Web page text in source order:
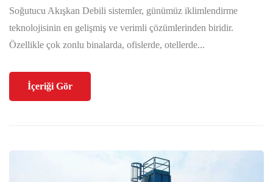
Soğutucu Akışkan Debili sistemler, günümüz iklimlendirme
teknolojisinin en gelişmiş ve verimli çözümlerinden biridir.
Özellikle çok zonlu binalarda, ofislerde, otellerde...
İçeriği Gör